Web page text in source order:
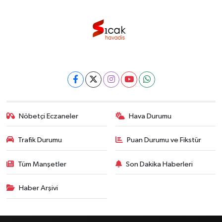
Nöbetçi Eczaneler Hava Durumu
Trafik Durumu Puan Durumu ve Fikstür
Tüm Manşetler Son Dakika Haberleri
Haber Arşivi